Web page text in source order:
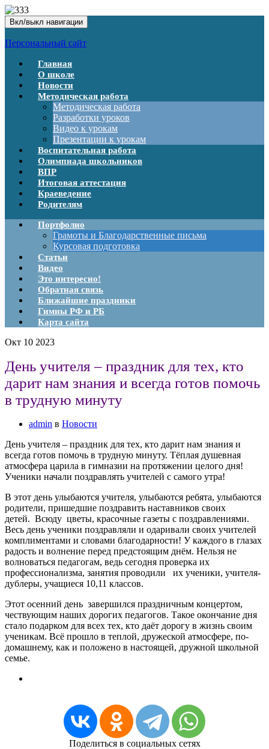
Вкл/выкл навигации
Персональный сайт
Главная
О школе
Новости
Методическая работа
Методическая работа
Разработки уроков
Видео к урокам
Презентации к урокам
Воспитательная работа
Олимпиада школьников
ВПР
Итоговая аттестация
Краеведение
Родителям
Портфолио
Грамоты и Благодарственные письма
Курсовая подготовка
Статьи
Видео
Это интересно!
Обратная связь
Ближайшие праздники
Гимны РФ и РБ
Карта сайта
Окт 10 2023
День учителя – праздник для тех, кто
дарит нам знания и всегда готов помочь
в трудную минуту
admin в Новости
День учителя – праздник для тех, кто дарит нам знания и
всегда готов помочь в трудную минуту. Тёплая душевная
атмосфера царила в гимназии на протяжении целого дня!
Ученики начали поздравлять учителей с самого утра!
В этот день улыбаются учителя, улыбаются ребята, улыбаются
родители, пришедшие поздравить наставников своих
детей. Всюду цветы, красочные газеты с поздравлениями.
Весь день ученики поздравляли и одаривали своих учителей
комплиментами и словами благодарности! У каждого в глазах
радость и волнение перед предстоящим днём. Нельзя не
волноваться педагогам, ведь сегодня проверка их
профессионализма, занятия проводили их ученики, учителя-
дублеры, учащиеся 10,11 классов.
Этот осенний день завершился праздничным концертом,
чествующим наших дорогих педагогов. Такое окончание дня
стало подарком для всех тех, кто даёт дорогу в жизнь своим
ученикам. Всё прошло в теплой, дружеской атмосфере, по-
домашнему, как и положено в настоящей, дружной школьной
семье.
Поделиться в социальных сетях